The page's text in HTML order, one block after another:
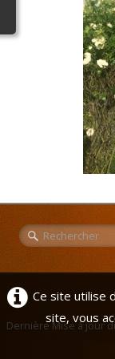
L'Europe de
Dernière Mise à jour
Ce site utilise
site, vous